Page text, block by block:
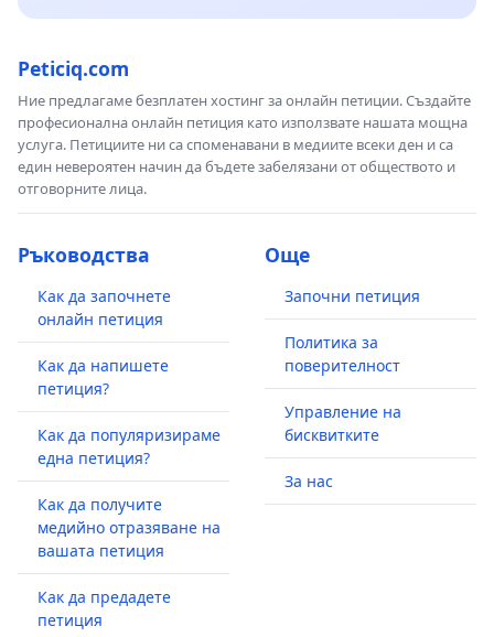
Peticiq.com
Ние предлагаме безплатен хостинг за онлайн петиции. Създайте
професионална онлайн петиция като използвате нашата мощна
услуга. Петициите ни са споменавани в медиите всеки ден и са
един невероятен начин да бъдете забелязани от обществото и
отговорните лица.
Ръководства
Как да започнете
онлайн петиция
Как да напишете
петиция?
Как да популяризираме
една петиция?
Как да получите
медийно отразяване на
вашата петиция
Как да предадете
петиция
Още
Започни петиция
Политика за
поверителност
Управление на
бисквитките
За нас